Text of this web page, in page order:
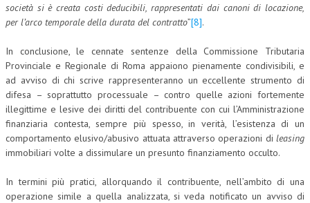
società si è creata costi deducibili, rappresentati dai canoni di locazione,
per l’arco temporale della durata del contratto”[8].
In conclusione, le cennate sentenze della Commissione Tributaria
Provinciale e Regionale di Roma appaiono pienamente condivisibili, e
ad avviso di chi scrive rappresenteranno un eccellente strumento di
difesa – soprattutto processuale – contro quelle azioni fortemente
illegittime e lesive dei diritti del contribuente con cui l’Amministrazione
finanziaria contesta, sempre più spesso, in verità, l’esistenza di un
comportamento elusivo/abusivo attuata attraverso operazioni di leasing
immobiliari volte a dissimulare un presunto finanziamento occulto.
In termini più pratici, allorquando il contribuente, nell’ambito di una
operazione simile a quella analizzata, si veda notificato un avviso di